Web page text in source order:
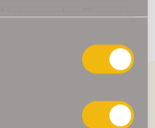
der Dienste